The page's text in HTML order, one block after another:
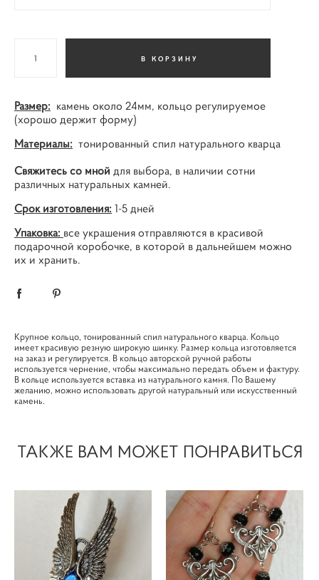
В КОРЗИНУ
Размер: камень около 24мм, кольцо регулируемое
(хорошо держит форму)
Материалы: тонированный спил натурального кварца
Свяжитесь со мной для выбора, в наличии сотни
различных натуральных камней.
Срок изготовления: 1-5 дней
Упаковка: все украшения отправляются в красивой
подарочной коробочке, в которой в дальнейшем можно
их и хранить.
Крупное кольцо, тонированный спил натурального кварца. Кольцо
имеет красивую резную широкую шинку. Размер кольца изготовляется
на заказ и регулируется. В кольцо авторской ручной работы
используется чернение, чтобы максимально передать объем и фактуру.
В кольце используется вставка из натурального камня. По Вашему
желанию, можно использовать другой натуральный или искусственный
камень.
ТАКЖЕ ВАМ МОЖЕТ ПОНРАВИТЬСЯ